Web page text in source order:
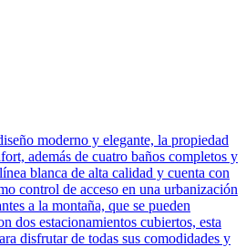
moderno y elegante, la propiedad
además de cuatro baños completos y
blanca de alta calidad y cuenta con
control de acceso en una urbanización
a la montaña, que se pueden
dos estacionamientos cubiertos, esta
disfrutar de todas sus comodidades y